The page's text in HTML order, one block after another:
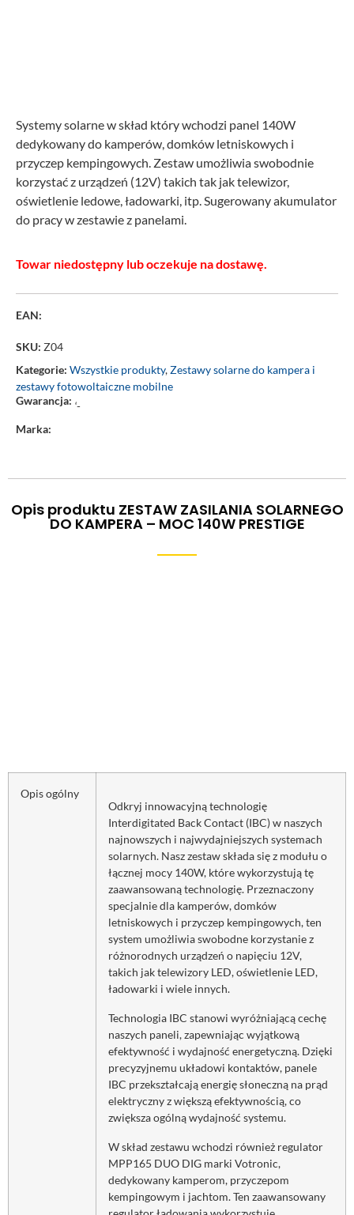
Systemy solarne w skład który wchodzi panel 140W
dedykowany do kamperów, domków letniskowych i
przyczep kempingowych. Zestaw umożliwia swobodnie
korzystać z urządzeń (12V) takich tak jak telewizor,
oświetlenie ledowe, ładowarki, itp. Sugerowany akumulator
do pracy w zestawie z panelami.
Towar niedostępny lub oczekuje na dostawę.
EAN:
SKU: Z04
Kategorie: Wszystkie produkty,Zestawy solarne do kampera i
zestawy fotowoltaiczne mobilne
Gwarancja: ‘-
Marka:
Opis produktu ZESTAW ZASILANIA SOLARNEGO
DO KAMPERA – MOC 140W PRESTIGE
Opis ogólny
Odkryj innowacyjną technologię
Interdigitated Back Contact (IBC) w naszych
najnowszych i najwydajniejszych systemach
solarnych. Nasz zestaw składa się z modułu o
łącznej mocy 140W, które wykorzystują tę
zaawansowaną technologię. Przeznaczony
specjalnie dla kamperów, domków
letniskowych i przyczep kempingowych, ten
system umożliwia swobodne korzystanie z
różnorodnych urządzeń o napięciu 12V,
takich jak telewizory LED, oświetlenie LED,
ładowarki i wiele innych.
Technologia IBC stanowi wyróżniającą cechę
naszych paneli, zapewniając wyjątkową
efektywność i wydajność energetyczną. Dzięki
precyzyjnemu układowi kontaktów, panele
IBC przekształcają energię słoneczną na prąd
elektryczny z większą efektywnością, co
zwiększa ogólną wydajność systemu.
W skład zestawu wchodzi również regulator
MPP165 DUO DIG marki Votronic,
dedykowany kamperom, przyczepom
kempingowym i jachtom. Ten zaawansowany